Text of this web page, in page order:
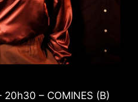
– COMINES (B)